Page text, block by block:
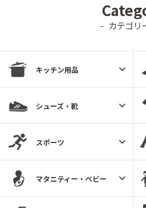
カテゴリ
キッチン用品
シューズ・靴
スポーツ
マタニティー・ベビー